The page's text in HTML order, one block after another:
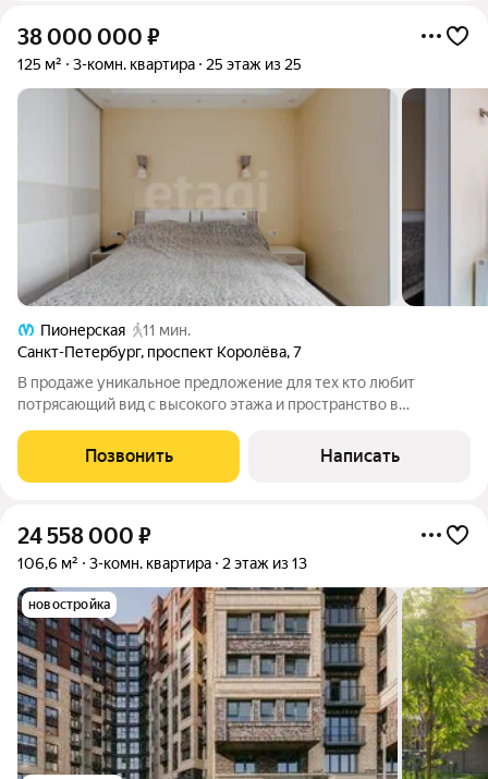
38 000 000 ₽
125 м² 3-комн. квартира 25 этаж из 25
Пионерская
11 мин.
Санкт-Петербург, проспект Королёва,7
В продаже уникальное предложение для тех кто любит
потрясающий вид с высокого этажа и пространство в
125м в ЖК "Зенит" Приморского района. О Квартире: Квартира
находится на 25 этаже, в
Позвонить Написать
24 558 000 ₽
106,6 м² 3-комн. квартира 2 этаж из 13
новостройка